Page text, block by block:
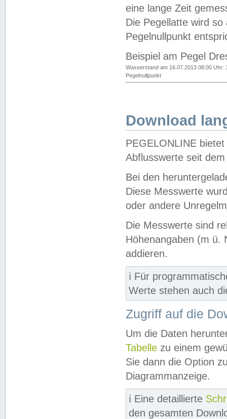
eine lange Zeit
Die Pegellatte wird
Pegelnullpunkt
Beispiel am Pegel
Wasserstand am 16.07.2013 08:00 Uhr:
Pegelnullpunkt
Download
PEGELONLINE
Abflusswerte seit
Bei den
Diese Messwerte
oder andere
Die Messwerte sind
Höhenangaben (m ü.
addieren.
ℹ️ Für
Werte stehen auch
Zugriff auf die
Um die Daten
Tabelle zu einem
Sie dann die Option
Diagrammanzeige.
ℹ️ Eine detaillierte
den gesamten